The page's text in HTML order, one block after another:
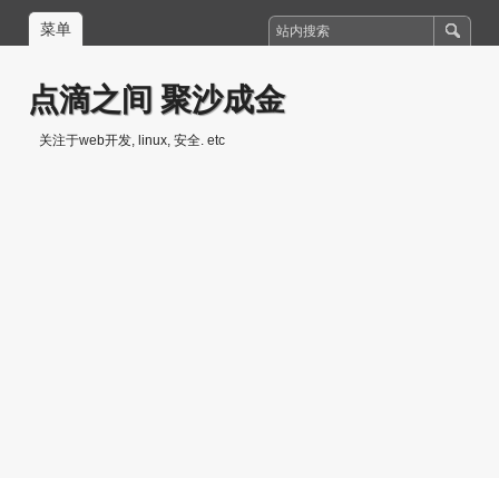
菜单
点滴之间 聚沙成金
关注于web开发, linux, 安全. etc